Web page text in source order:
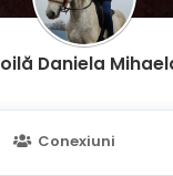
Daniela
Conexiuni